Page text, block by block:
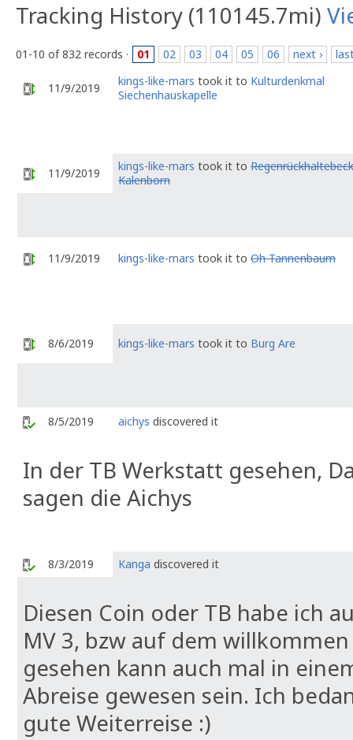
Tracking History (110145.7mi)
01-10 of 832 records · 01 02 03 04 05 06 next ›
11/9/2019 kings-like-mars took it to Kulturdenkmal
Siechenhauskapelle
11/9/2019 kings-like-mars took it to
Kalenborn
11/9/2019 kings-like-mars took it to Oh Tannenbaum
8/6/2019 kings-like-mars took it to Burg Are
8/5/2019 aichys discovered it
In der TB Werkstatt gesehen,
sagen die Aichys
8/3/2019 Kanga discovered it
Diesen Coin oder TB habe ich
MV 3, bzw auf dem
gesehen kann auch mal in
Abreise gewesen sein. Ich
gute Weiterreise :)